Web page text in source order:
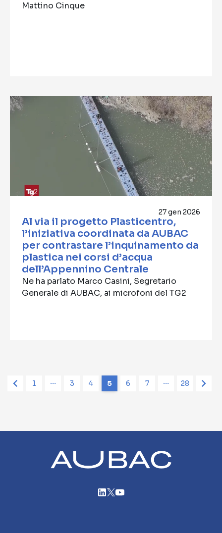
Mattino Cinque
27 gen 2026
Al via il progetto Plasticentro,
l’iniziativa coordinata da AUBAC
per contrastare l’inquinamento da
plastica nei corsi d’acqua
dell’Appennino Centrale
Ne ha parlato Marco Casini, Segretario
Generale di AUBAC, ai microfoni del TG2
1 3 4 5 6 7 28